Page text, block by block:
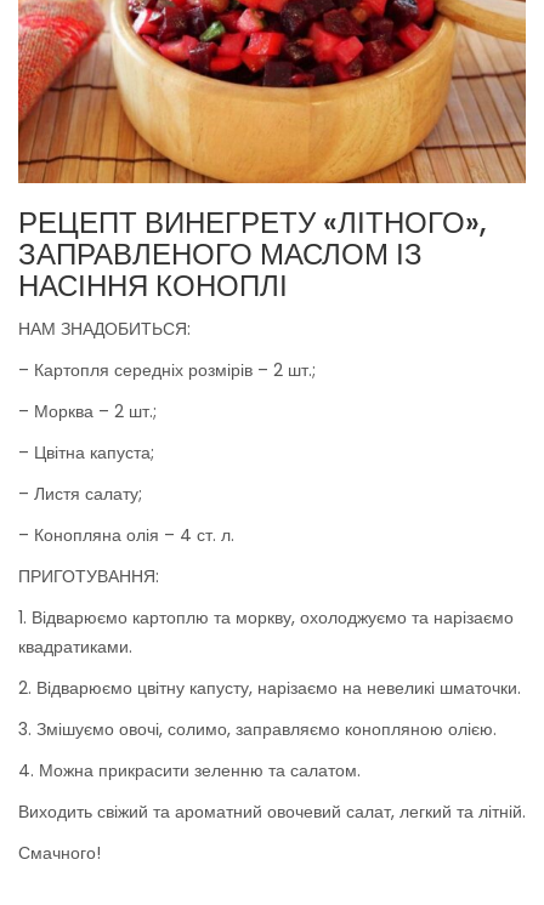
РЕЦЕПТ ВИНЕГРЕТУ «ЛІТНОГО»,
ЗАПРАВЛЕНОГО МАСЛОМ ІЗ
НАСІННЯ КОНОПЛІ
НАМ ЗНАДОБИТЬСЯ:
– Картопля середніх розмірів – 2 шт.;
– Морква – 2 шт.;
– Цвітна капуста;
– Листя салату;
– Конопляна олія – 4 ст. л.
ПРИГОТУВАННЯ:
1. Відварюємо картоплю та моркву, охолоджуємо та нарізаємо
квадратиками.
2. Відварюємо цвітну капусту, нарізаємо на невеликі шматочки.
3. Змішуємо овочі, солимо, заправляємо конопляною олією.
4. Можна прикрасити зеленню та салатом.
Виходить свіжий та ароматний овочевий салат, легкий та літній.
Смачного!